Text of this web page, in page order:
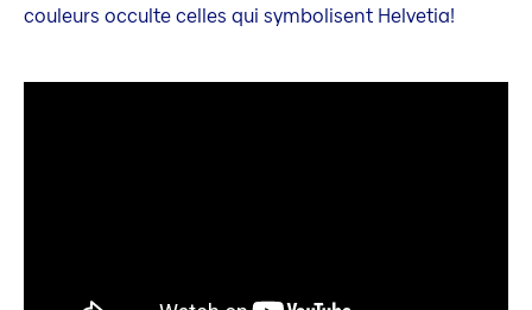
couleurs occulte celles qui symbolisent Helvetia!